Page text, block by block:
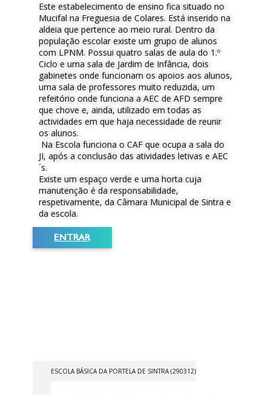
Este estabelecimento de ensino fica situado no
Mucifal na Freguesia de Colares. Está inserido na
aldeia que pertence ao meio rural. Dentro da
população escolar existe um grupo de alunos
com LPNM. Possui quatro salas de aula do 1.º
Ciclo e uma sala de Jardim de Infância, dois
gabinetes onde funcionam os apoios aos alunos,
uma sala de professores muito reduzida, um
refeitório onde funciona a AEC de AFD sempre
que chove e, ainda, utilizado em todas as
actividades em que haja necessidade de reunir
os alunos.
Na Escola funciona o CAF que ocupa a sala do
JI, após a conclusão das atividades letivas e AEC
´s.
Existe um espaço verde e uma horta cuja
manutenção é da responsabilidade,
respetivamente, da Câmara Municipal de Sintra e
da escola.
ENTRAR
ESCOLA BÁSICA DA PORTELA DE SINTRA (290312)